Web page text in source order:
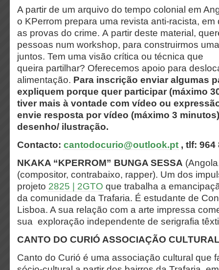
A partir de um arquivo do tempo colonial em
o KPerrom prepara uma revista anti-racista,
as provas do crime. A partir deste material,
pessoas num workshop, para construirmos
juntos. Tem uma visão crítica ou técnica que
queira partilhar? Oferecemos apoio para
alimentação. Para inscrição enviar algumas
expliquem porque quer participar (máximo
tiver mais à vontade com vídeo ou
envie resposta por vídeo (máximo 3
desenho/ ilustração.
Contacto: cantodocurio@outlook.pt , tlf: 964
NKAKA “KPERROM” BUNGA SESSA
(compositor, contrabaixo, rapper). Um dos
projeto 2825 | 2GTO que trabalha a
da comunidade da Trafaria. É estudante de
Lisboa. A sua relação com a arte impressa
sua exploração independente de serigrafia
CANTO DO CURIÓ ASSOCIAÇÃO
Canto do Curió é uma associação cultural que